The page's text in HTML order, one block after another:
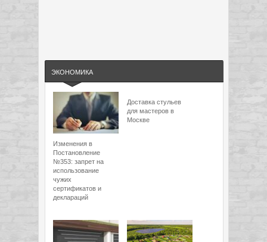
ЭКОНОМИКА
Изменения в
Постановление
№353: запрет на
использование
чужих
сертификатов и
деклараций
Доставка стульев
для мастеров в
Москве